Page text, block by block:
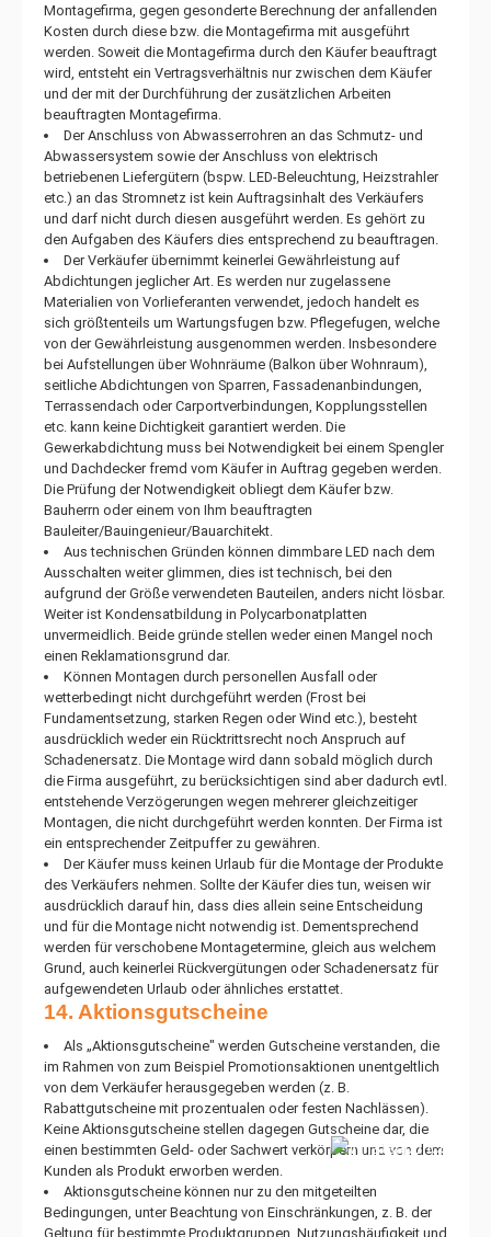
Montagefirma, gegen gesonderte Berechnung der anfallenden
Kosten durch diese bzw. die Montagefirma mit ausgeführt
werden. Soweit die Montagefirma durch den Käufer beauftragt
wird, entsteht ein Vertragsverhältnis nur zwischen dem Käufer
und der mit der Durchführung der zusätzlichen Arbeiten
beauftragten Montagefirma.
Der Anschluss von Abwasserrohren an das Schmutz- und
Abwassersystem sowie der Anschluss von elektrisch
betriebenen Liefergütern (bspw. LED-Beleuchtung, Heizstrahler
etc.) an das Stromnetz ist kein Auftragsinhalt des Verkäufers
und darf nicht durch diesen ausgeführt werden. Es gehört zu
den Aufgaben des Käufers dies entsprechend zu beauftragen.
Der Verkäufer übernimmt keinerlei Gewährleistung auf
Abdichtungen jeglicher Art. Es werden nur zugelassene
Materialien von Vorlieferanten verwendet, jedoch handelt es
sich größtenteils um Wartungsfugen bzw. Pflegefugen, welche
von der Gewährleistung ausgenommen werden. Insbesondere
bei Aufstellungen über Wohnräume (Balkon über Wohnraum),
seitliche Abdichtungen von Sparren, Fassadenanbindungen,
Terrassendach oder Carportverbindungen, Kopplungsstellen
etc. kann keine Dichtigkeit garantiert werden. Die
Gewerkabdichtung muss bei Notwendigkeit bei einem Spengler
und Dachdecker fremd vom Käufer in Auftrag gegeben werden.
Die Prüfung der Notwendigkeit obliegt dem Käufer bzw.
Bauherrn oder einem von Ihm beauftragten
Bauleiter/Bauingenieur/Bauarchitekt.
Aus technischen Gründen können dimmbare LED nach dem
Ausschalten weiter glimmen, dies ist technisch, bei den
aufgrund der Größe verwendeten Bauteilen, anders nicht lösbar.
Weiter ist Kondensatbildung in Polycarbonatplatten
unvermeidlich. Beide gründe stellen weder einen Mangel noch
einen Reklamationsgrund dar.
Können Montagen durch personellen Ausfall oder
wetterbedingt nicht durchgeführt werden (Frost bei
Fundamentsetzung, starken Regen oder Wind etc.), besteht
ausdrücklich weder ein Rücktrittsrecht noch Anspruch auf
Schadenersatz. Die Montage wird dann sobald möglich durch
die Firma ausgeführt, zu berücksichtigen sind aber dadurch evtl.
entstehende Verzögerungen wegen mehrerer gleichzeitiger
Montagen, die nicht durchgeführt werden konnten. Der Firma ist
ein entsprechender Zeitpuffer zu gewähren.
Der Käufer muss keinen Urlaub für die Montage der Produkte
des Verkäufers nehmen. Sollte der Käufer dies tun, weisen wir
ausdrücklich darauf hin, dass dies allein seine Entscheidung
und für die Montage nicht notwendig ist. Dementsprechend
werden für verschobene Montagetermine, gleich aus welchem
Grund, auch keinerlei Rückvergütungen oder Schadenersatz für
aufgewendeten Urlaub oder ähnliches erstattet.
14. Aktionsgutscheine
Als „Aktionsgutscheine" werden Gutscheine verstanden, die
im Rahmen von zum Beispiel Promotionsaktionen unentgeltlich
von dem Verkäufer herausgegeben werden (z. B.
Rabattgutscheine mit prozentualen oder festen Nachlässen).
Keine Aktionsgutscheine stellen dagegen Gutscheine dar, die
einen bestimmten Geld- oder Sachwert verkörpern und von dem
Kunden als Produkt erworben werden.
Aktionsgutscheine können nur zu den mitgeteilten
Bedingungen, unter Beachtung von Einschränkungen, z. B. der
Geltung für bestimmte Produktgruppen, Nutzungshäufigkeit und